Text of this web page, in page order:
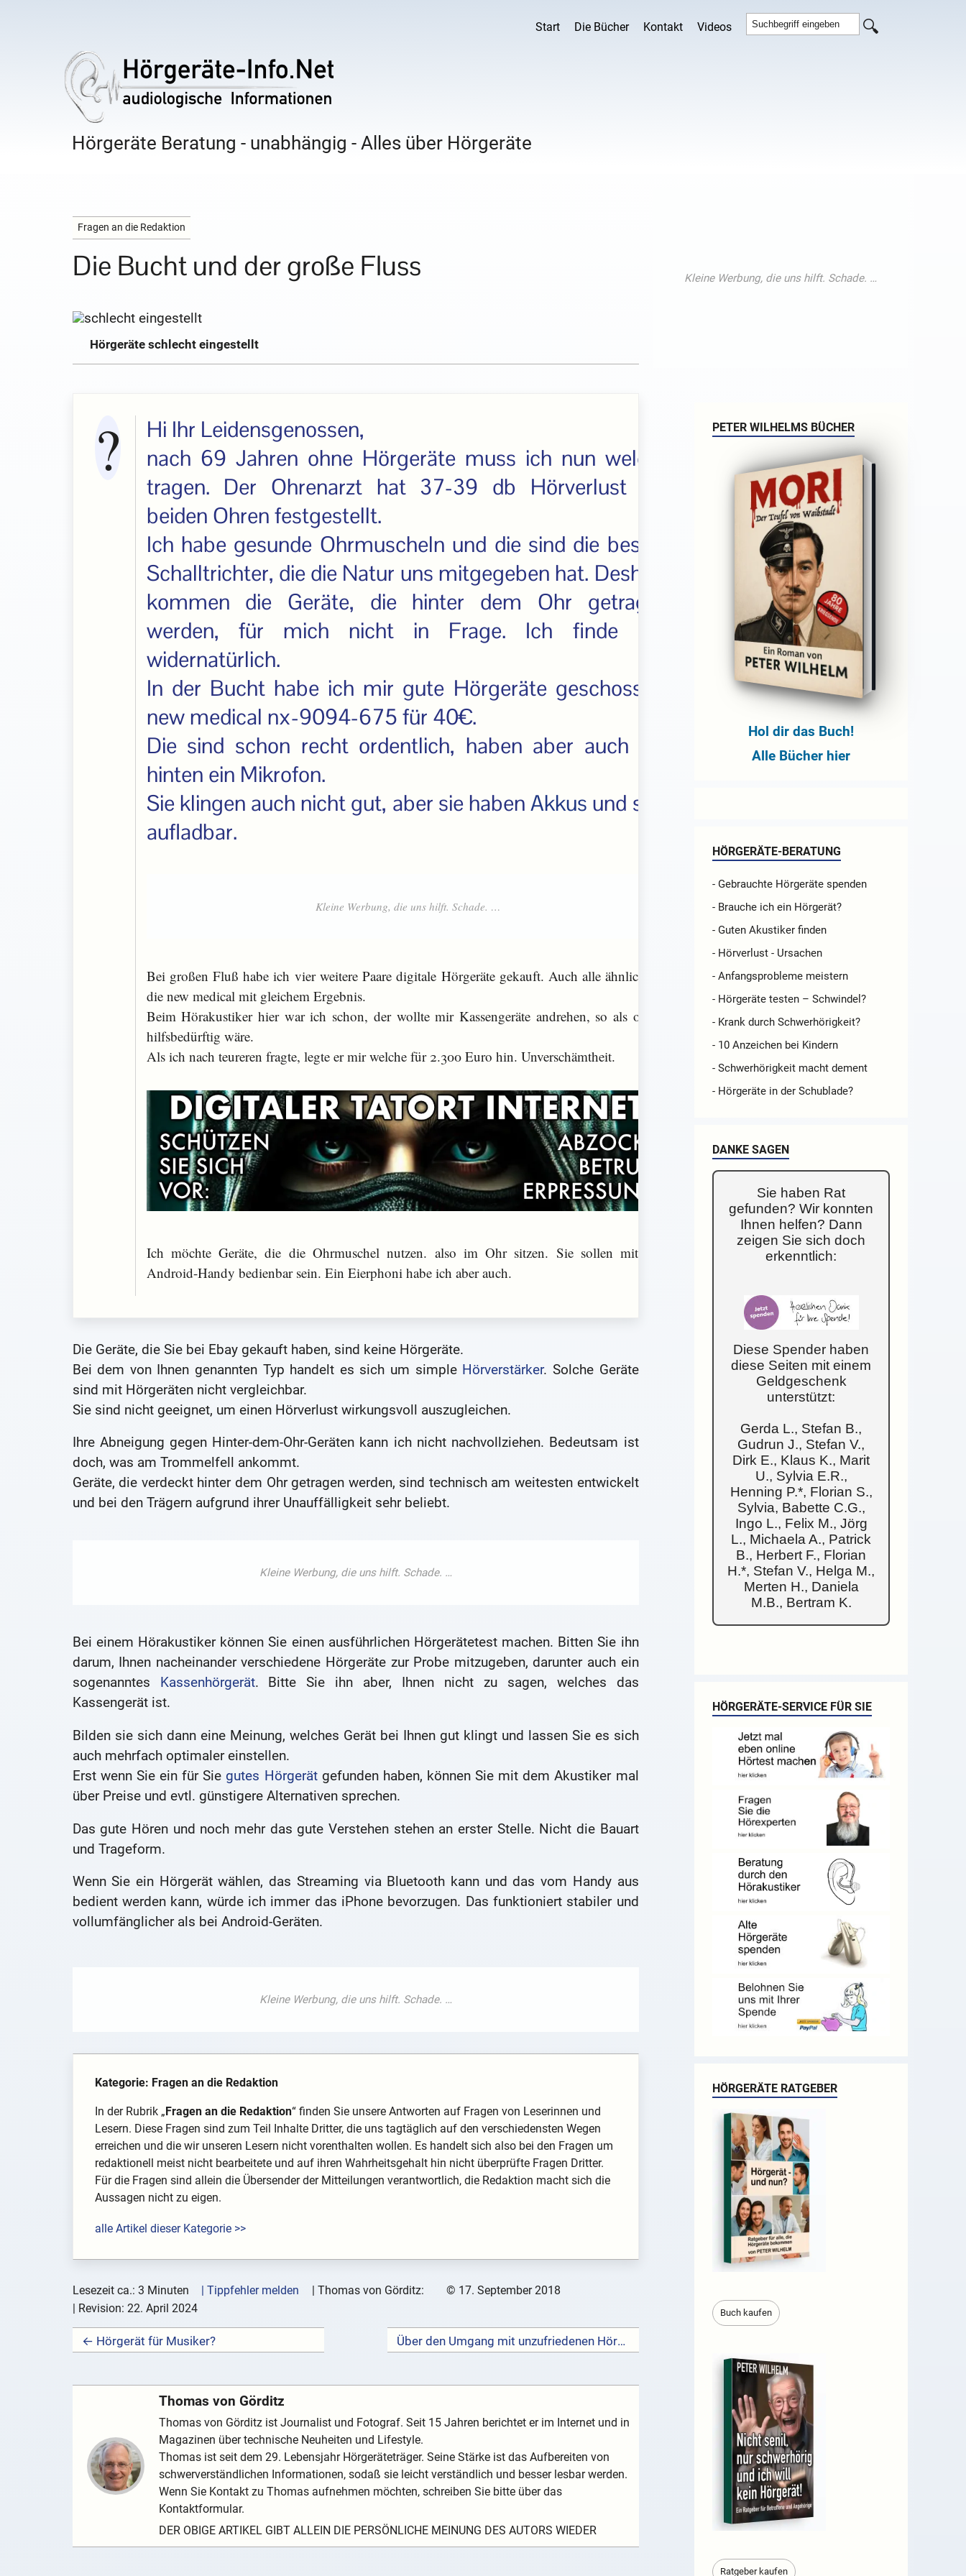
Start Die Bücher Kontakt Videos
Hörgeräte Beratung - unabhängig - Alles über Hörgeräte
Fragen an die Redaktion
Die Bucht und der große Fluss
Hörgeräte schlecht eingestellt
Hi Ihr Leidensgenossen,
nach 69 Jahren ohne Hörgeräte muss ich nun welche
tragen. Der Ohrenarzt hat 37-39 db Hörverlust auf
beiden Ohren festgestellt.
Ich habe gesunde Ohrmuscheln und die sind die besten
Schalltrichter, die die Natur uns mitgegeben hat. Deshalb
kommen die Geräte, die hinter dem Ohr getragen
werden, für mich nicht in Frage. Ich finde das
widernatürlich.
In der Bucht habe ich mir gute Hörgeräte geschossen:
new medical nx-9094-675 für 40€.
Die sind schon recht ordentlich, haben aber auch nur
hinten ein Mikrofon.
Sie klingen auch nicht gut, aber sie habenAkkus und sind
aufladbar.
Bei großen Fluß habe ich vier weitere Paare digitale Hörgeräte gekauft. Auch alle ähnlich wie
die new medical mit gleichem Ergebnis.
Beim Hörakustiker hier war ich schon, der wollte mir Kassengeräte andrehen, so als ob ich
hilfsbedürftig wäre.
Als ich nach teureren fragte, legte er mir welche für 2.300 Euro hin. Unverschämtheit.
Ich möchte Geräte, die die Ohrmuschel nutzen. also im Ohr sitzen. Sie sollen mit dem
Android-Handy bedienbar sein. Ein Eierphoni habe ich aber auch.
Die Geräte, die Sie bei Ebay gekauft haben, sind keine Hörgeräte.
Bei dem von Ihnen genannten Typ handelt es sich um simple Hörverstärker. Solche Geräte
sind mit Hörgeräten nicht vergleichbar.
Sie sind nicht geeignet, um einen Hörverlust wirkungsvoll auszugleichen.
Ihre Abneigung gegen Hinter-dem-Ohr-Geräten kann ich nicht nachvollziehen. Bedeutsam ist
doch, was am Trommelfell ankommt.
Geräte, die verdeckt hinter dem Ohr getragen werden, sind technisch am weitesten entwickelt
und bei den Trägern aufgrund ihrer Unauffälligkeit sehr beliebt.
Bei einem Hörakustiker können Sie einen ausführlichen Hörgerätetest machen. Bitten Sie ihn
darum, Ihnen nacheinander verschiedene Hörgeräte zur Probe mitzugeben, darunter auch ein
sogenanntes Kassenhörgerät. Bitte Sie ihn aber, Ihnen nicht zu sagen, welches das
Kassengerät ist.
Bilden sie sich dann eine Meinung, welches Gerät bei Ihnen gut klingt und lassen Sie es sich
auch mehrfach optimaler einstellen.
Erst wenn Sie ein für Sie gutes Hörgerätgefunden haben, können Sie mit dem Akustiker mal
über Preise und evtl. günstigere Alternativen sprechen.
Das gute Hören und noch mehr das gute Verstehen stehen an erster Stelle. Nicht die Bauart
und Trageform.
Wenn Sie ein Hörgerät wählen, das Streaming via Bluetooth kann und das vom Handy aus
bedient werden kann, würde ich immer das iPhone bevorzugen. Das funktioniert stabiler und
vollumfänglicher als bei Android-Geräten.
Kategorie: Fragen an die Redaktion
In der Rubrik „Fragen an die Redaktion“ finden Sie unsere Antworten auf Fragen von Leserinnen und
Lesern. Diese Fragen sind zum Teil Inhalte Dritter, die uns tagtäglich auf den verschiedensten Wegen
erreichen und die wir unseren Lesern nicht vorenthalten wollen. Es handelt sich also bei den Fragen um
redaktionell meist nicht bearbeitete und auf ihren Wahrheitsgehalt hin nicht überprüfte Fragen Dritter.
Für die Fragen sind allein die Übersender der Mitteilungen verantwortlich, die Redaktion macht sich die
Aussagen nicht zu eigen.
alle Artikel dieser Kategorie >>
Lesezeit ca.: 3 Minuten | Tippfehler melden |Thomas von Görditz: © 17. September 2018
| Revision: 22. April 2024
← Hörgerät für Musiker? Über den Umgang mit unzufriedenen Hörgeräte-Kunden →
Thomas von Görditz
Thomas von Görditz ist Journalist und Fotograf. Seit 15 Jahren berichtet er im Internet und in
Magazinen über technische Neuheiten und Lifestyle.
Thomas ist seit dem 29. Lebensjahr Hörgeräteträger. Seine Stärke ist das Aufbereiten von
schwerverständlichen Informationen, sodaß sie leicht verständlich und besser lesbar werden.
Wenn Sie Kontakt zu Thomas aufnehmen möchten, schreiben Sie bitte über das
Kontaktformular.
DER OBIGE ARTIKEL GIBT ALLEIN DIE PERSÖNLICHE MEINUNG DES AUTORS WIEDER
PETER WILHELMS BÜCHER
Hol dir das Buch!
Alle Bücher hier
HÖRGERÄTE-BERATUNG
- Gebrauchte Hörgeräte spenden
- Brauche ich ein Hörgerät?
- Guten Akustiker finden
- Hörverlust - Ursachen
- Anfangsprobleme meistern
- Hörgeräte testen – Schwindel?
- Krank durch Schwerhörigkeit?
- 10 Anzeichen bei Kindern
- Schwerhörigkeit macht dement
- Hörgeräte in der Schublade?
DANKE SAGEN
Sie haben Rat
gefunden? Wir konnten
Ihnen helfen? Dann
zeigen Sie sich doch
erkenntlich:
Diese Spender haben
diese Seiten mit einem
Geldgeschenk
unterstützt:
Gerda L., Stefan B.,
Gudrun J., Stefan V.,
Dirk E., Klaus K., Marit
U., Sylvia E.R.,
Henning P.*, Florian S.,
Sylvia, Babette C.G.,
Ingo L., Felix M., Jörg
L., Michaela A., Patrick
B., Herbert F., Florian
H.*, Stefan V., Helga M.,
Merten H., Daniela
M.B., Bertram K.
HÖRGERÄTE-SERVICE FÜR SIE
HÖRGERÄTE RATGEBER
Buch kaufen
Ratgeber kaufen